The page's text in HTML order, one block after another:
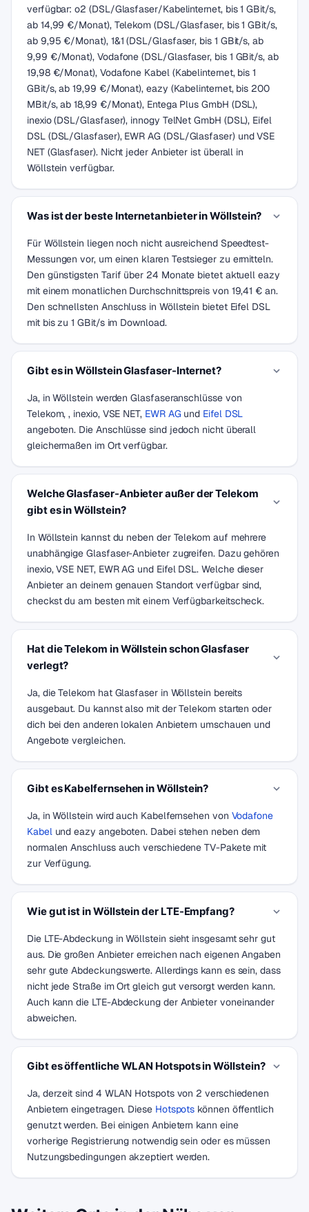
verfügbar: o2 (DSL/Glasfaser/Kabelinternet, bis 1 GBit/s,
ab 14,99 €/Monat), Telekom (DSL/Glasfaser, bis 1 GBit/s,
ab 9,95 €/Monat), 1&1 (DSL/Glasfaser, bis 1 GBit/s, ab
9,99 €/Monat), Vodafone (DSL/Glasfaser, bis 1 GBit/s, ab
19,98 €/Monat), Vodafone Kabel (Kabelinternet, bis 1
GBit/s, ab 19,99 €/Monat), eazy (Kabelinternet, bis 200
MBit/s, ab 18,99 €/Monat), Entega Plus GmbH (DSL),
inexio (DSL/Glasfaser), innogy TelNet GmbH (DSL), Eifel
DSL (DSL/Glasfaser), EWR AG (DSL/Glasfaser) und VSE
NET (Glasfaser). Nicht jeder Anbieter ist überall in
Wöllstein verfügbar.
Was ist der beste Internetanbieter in Wöllstein?
Für Wöllstein liegen noch nicht ausreichend Speedtest-
Messungen vor, um einen klaren Testsieger zu ermitteln.
Den günstigsten Tarif über 24 Monate bietet aktuell eazy
mit einem monatlichen Durchschnittspreis von 19,41 € an.
Den schnellsten Anschluss in Wöllstein bietet Eifel DSL
mit bis zu 1 GBit/s im Download.
Gibt es in Wöllstein Glasfaser-Internet?
Ja, in Wöllstein werden Glasfaseranschlüsse von
Telekom, , inexio, VSE NET, EWR AG und Eifel DSL
angeboten. Die Anschlüsse sind jedoch nicht überall
gleichermaßen im Ort verfügbar.
Welche Glasfaser-Anbieter außer der Telekom
gibt es in Wöllstein?
In Wöllstein kannst du neben der Telekom auf mehrere
unabhängige Glasfaser-Anbieter zugreifen. Dazu gehören
inexio, VSE NET, EWR AG und Eifel DSL. Welche dieser
Anbieter an deinem genauen Standort verfügbar sind,
checkst du am besten mit einem Verfügbarkeitscheck.
Hat die Telekom in Wöllstein schon Glasfaser
verlegt?
Ja, die Telekom hat Glasfaser in Wöllstein bereits
ausgebaut. Du kannst also mit der Telekom starten oder
dich bei den anderen lokalen Anbietern umschauen und
Angebote vergleichen.
Gibt es Kabelfernsehen in Wöllstein?
Ja, in Wöllstein wird auch Kabelfernsehen von Vodafone
Kabelund eazy angeboten. Dabei stehen neben dem
normalen Anschluss auch verschiedene TV-Pakete mit
zur Verfügung.
Wie gut ist in Wöllstein der LTE-Empfang?
Die LTE-Abdeckung in Wöllstein sieht insgesamt sehr gut
aus. Die großen Anbieter erreichen nach eigenen Angaben
sehr gute Abdeckungswerte. Allerdings kann es sein, dass
nicht jede Straße im Ort gleich gut versorgt werden kann.
Auch kann die LTE-Abdeckung der Anbieter voneinander
abweichen.
Gibt es öffentliche WLAN Hotspots in Wöllstein?
Ja, derzeit sind 4 WLAN Hotspots von 2 verschiedenen
Anbietern eingetragen. Diese Hotspots können öffentlich
genutzt werden. Bei einigen Anbietern kann eine
vorherige Registrierung notwendig sein oder es müssen
Nutzungsbedingungen akzeptiert werden.